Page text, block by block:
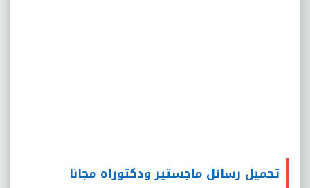
تحميل رسائل ماجستير ودكتوراه مجانا